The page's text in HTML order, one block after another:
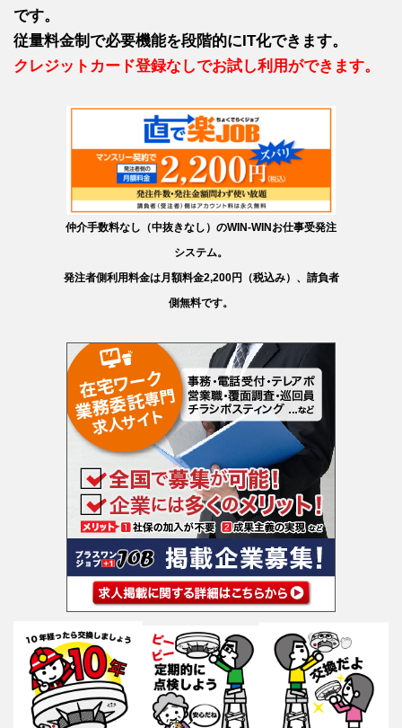
です。
従量料金制で必要機能を段階的にIT化できます。
クレジットカード登録なしでお試し利用ができます。
仲介手数料なし（中抜きなし）のWIN-WINお仕事受発注
システム。
発注者側利用料金は月額料金2,200円（税込み）、請負者
側無料です。